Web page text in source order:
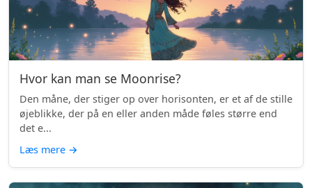
Hvor kan man se Moonrise?
Den måne, der stiger op over horisonten, er et af de stille
øjeblikke, der på en eller anden måde føles større end
det e...
Læs mere →